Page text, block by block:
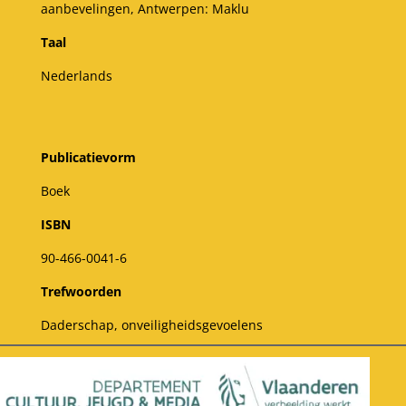
aanbevelingen, Antwerpen: Maklu
Taal
Nederlands
Publicatievorm
Boek
ISBN
90-466-0041-6
Trefwoorden
Daderschap, onveiligheidsgevoelens